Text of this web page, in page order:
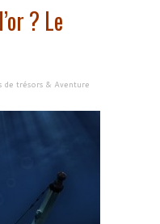
? Le
de trésors & Aventure